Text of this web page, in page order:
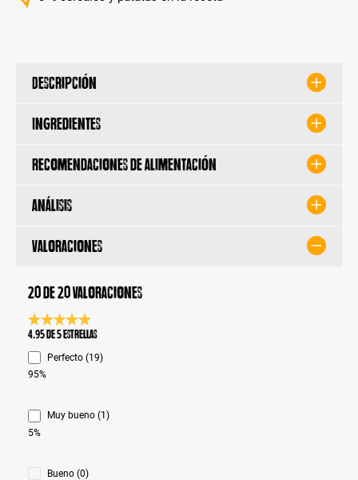
Descripción
Ingredientes
Recomendaciones de alimentación
Análisis
Valoraciones
20 de 20 valoraciones
Calificación promedio de 4.9 de 5 estrellas
4.95 de 5 Estrellas
Perfecto (19)
95%
Muy bueno (1)
5%
Bueno (0)